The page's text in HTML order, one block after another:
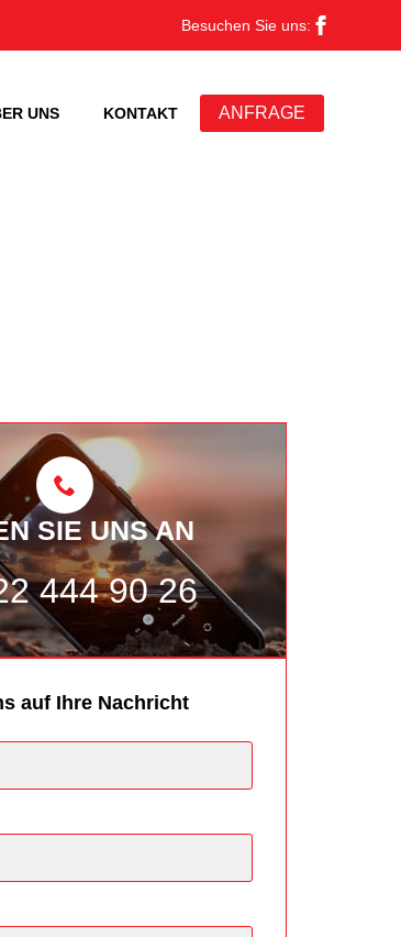
Besuchen Sie uns:
UNS KONTAKT ANFRAGE
SIE UNS AN
444 90 26
auf Ihre Nachricht